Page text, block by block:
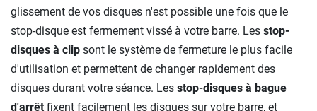
glissement de vos disques n'est possible une fois que le
stop-disque est fermement vissé à votre barre. Les stop-
disques à clip sont le système de fermeture le plus facile
d'utilisation et permettent de changer rapidement des
disques durant votre séance. Les stop-disques à bague
d'arrêt fixent facilement les disques sur votre barre, et